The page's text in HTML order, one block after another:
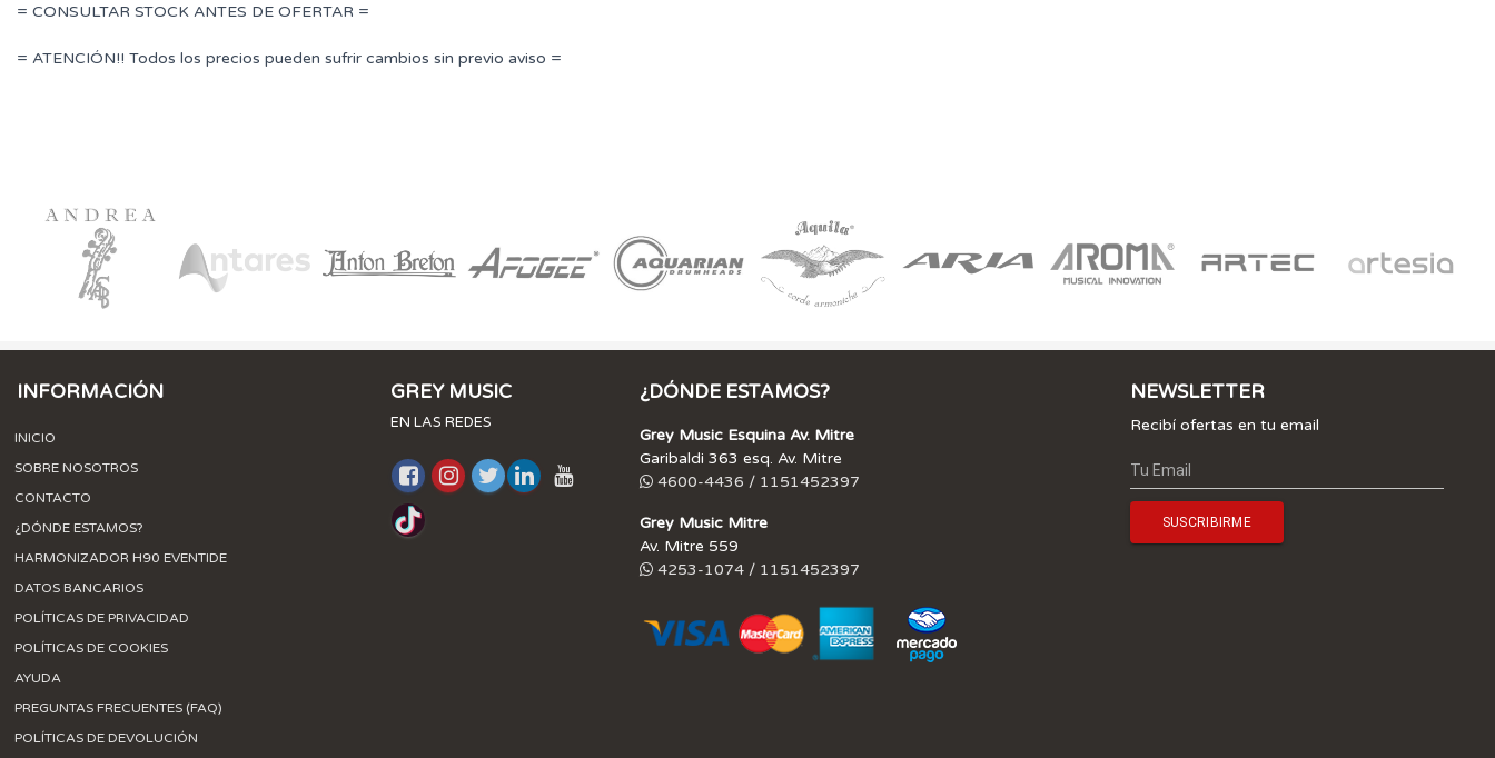
= CONSULTAR STOCK ANTES DE OFERTAR =
= ATENCIÓN!! Todos los precios pueden sufrir cambios sin previo aviso =
INFORMACIÓN
INICIO
SOBRE NOSOTROS
CONTACTO
¿DÓNDE ESTAMOS?
HARMONIZADOR H90 EVENTIDE
DATOS BANCARIOS
POLÍTICAS DE PRIVACIDAD
POLÍTICAS DE COOKIES
AYUDA
PREGUNTAS FRECUENTES (FAQ)
POLÍTICAS DE DEVOLUCIÓN
GREY MUSIC
EN LAS REDES
¿DÓNDE ESTAMOS?
Grey Music Esquina Av. Mitre
Garibaldi 363 esq. Av. Mitre
4600-4436 / 1151452397
Grey Music Mitre
Av. Mitre 559
4253-1074 / 1151452397
NEWSLETTER
Recibí ofertas en tu email